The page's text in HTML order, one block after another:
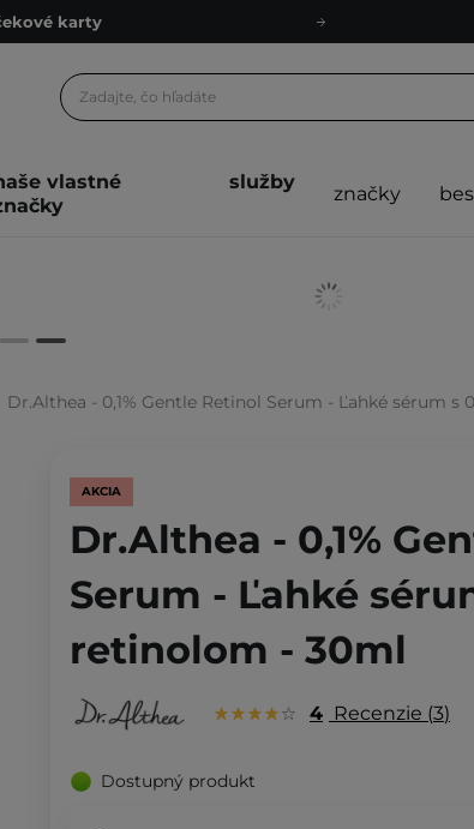
karty
program
karty
vlastné
služby
značky
Dr.Althea - 0,1% Gentle Retinol Serum - Ľahké sérum s
AKCIA
Dr.Althea - 0,1%
Serum - Ľahké
retinolom - 30ml
4 Recenzie 3
Dostupný produkt